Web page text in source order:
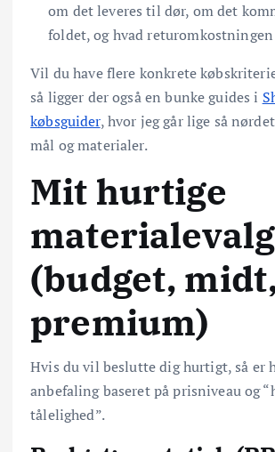
om det leveres til dør, om det
foldet, og hvad returomkostningen
Vil du have flere konkrete
så ligger der også en bunke guides i
købsguider, hvor jeg går lige så
mål og materialer.
Mit hurtige
materialevalg
(budget,
premium)
Hvis du vil beslutte dig hurtigt, så er
anbefaling baseret på prisniveau og
tålelighed”.